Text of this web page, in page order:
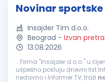
Novinar
Insajder Tim d.o.o.
Beograd - Izvan
13.08.2026
...Firma "Insajder d.o.o." u
uspešno posluju dnevni list
nedavno i Informer TV, traži